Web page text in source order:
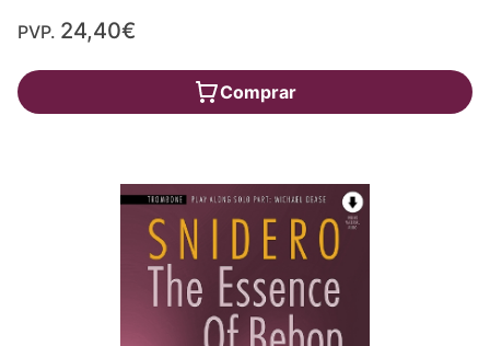
PVP. 24,40€
Comprar